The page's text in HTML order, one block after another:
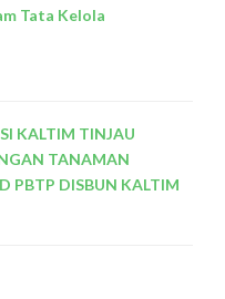
Tata Kelola
KALTIM TINJAU
TANAMAN
PBTP DISBUN KALTIM